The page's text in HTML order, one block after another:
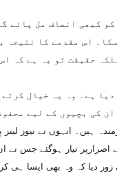
کبھی انصاف مل پائے
اس مقدمے کا نتیجہ
حقیقت تو یہ ہے کہ
ہے۔ وہ یہ خیال
کی بچیوں کے لیے
ہیں۔ انہوں نے نیوز
اصرارپر تیار ہوگئے جس نے
دیا کہ وہ بھی ایسا ہی